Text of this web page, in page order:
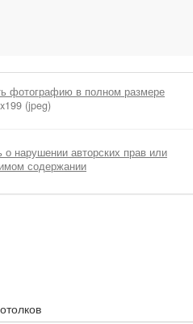
фотографию в полном размере
(jpeg)
нарушении авторских прав или
содержании